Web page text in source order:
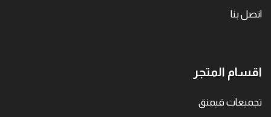
اتصل بنا
اقسام المتجر
تجميعات قيمنق